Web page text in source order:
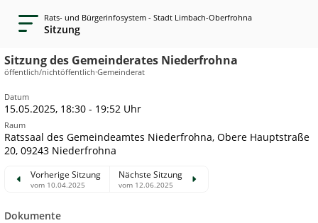
Rats- und Bürgerinfosystem - Stadt Limbach-Oberfrohna
Sitzung
Sitzung des Gemeinderates Niederfrohna
öffentlich/nichtöffentlich·Gemeinderat
Datum
15.05.2025, 18:30 - 19:52 Uhr
Raum
Ratssaal des Gemeindeamtes Niederfrohna, Obere Hauptstraße
20, 09243 Niederfrohna
Vorherige Sitzung
vom 10.04.2025
Nächste Sitzung
vom 12.06.2025
Dokumente